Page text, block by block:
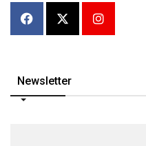
Newsletter